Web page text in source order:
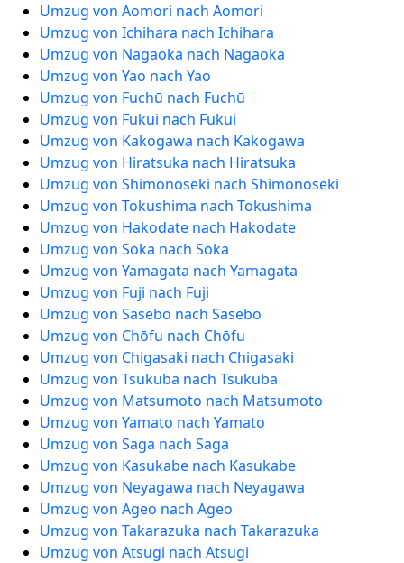
Umzug von Aomori nach Aomori
Umzug von Ichihara nach Ichihara
Umzug von Nagaoka nach Nagaoka
Umzug von Yao nach Yao
Umzug von Fuchū nach Fuchū
Umzug von Fukui nach Fukui
Umzug von Kakogawa nach Kakogawa
Umzug von Hiratsuka nach Hiratsuka
Umzug von Shimonoseki nach Shimonoseki
Umzug von Tokushima nach Tokushima
Umzug von Hakodate nach Hakodate
Umzug von Sōka nach Sōka
Umzug von Yamagata nach Yamagata
Umzug von Fuji nach Fuji
Umzug von Sasebo nach Sasebo
Umzug von Chōfu nach Chōfu
Umzug von Chigasaki nach Chigasaki
Umzug von Tsukuba nach Tsukuba
Umzug von Matsumoto nach Matsumoto
Umzug von Yamato nach Yamato
Umzug von Saga nach Saga
Umzug von Kasukabe nach Kasukabe
Umzug von Neyagawa nach Neyagawa
Umzug von Ageo nach Ageo
Umzug von Takarazuka nach Takarazuka
Umzug von Atsugi nach Atsugi